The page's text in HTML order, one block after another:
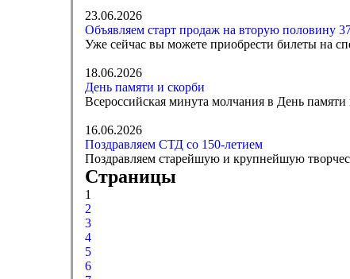
23.06.2026
Объявляем старт продаж на вторую половину
Уже сейчас вы можете приобрести билеты на
18.06.2026
День памяти и скорби
Всероссийская минута молчания в День
16.06.2026
Поздравляем СТД со 150-летием
Поздравляем старейшую и крупнейшую
Страницы
1
2
3
4
5
6